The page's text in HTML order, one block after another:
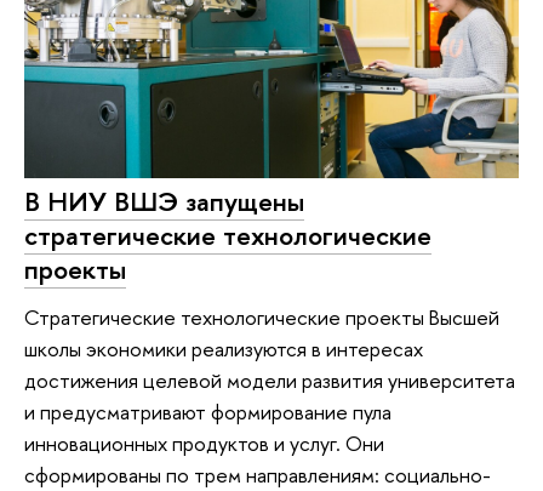
В НИУ ВШЭ запущены
стратегические технологические
проекты
Стратегические технологические проекты Высшей
школы экономики реализуются в интересах
достижения целевой модели развития университета
и предусматривают формирование пула
инновационных продуктов и услуг. Они
сформированы по трем направлениям: социально-